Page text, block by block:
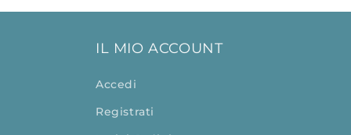
IL MIO ACCOUNT
Accedi
Registrati